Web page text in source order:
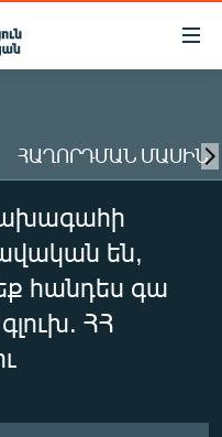
ՀԱՂՈՐԴՄԱՆ ՄԱՍԻՆ
են,
հանդես գա
ՀՀ